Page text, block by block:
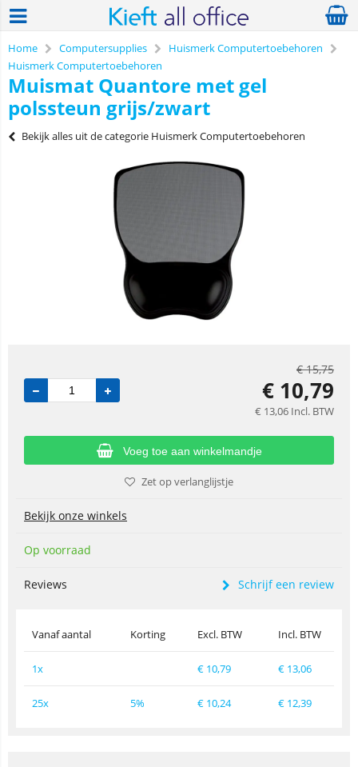
Home Computersupplies
Huismerk Computertoebehoren
Huismerk Computertoebehoren
Muismat Quantore met gel
polssteun grijs/zwart
Bekijk alles uit de categorie Huismerk Computertoebehoren
€15,75
€ 10,79
€ 13,06 Incl. BTW
Voeg toe aan winkelmandje
Zet op verlanglijstje
Bekijk onze winkels
Op voorraad
Reviews Schrijf een review
Vanaf aantal Korting Excl. BTW Incl. BTW
1x € 10,79 € 13,06
25x 5% € 10,24 € 12,39